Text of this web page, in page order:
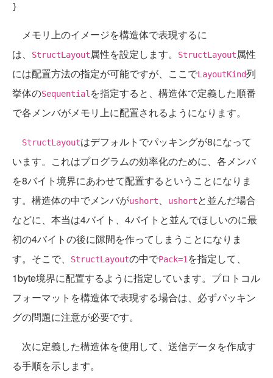
メモリ上のイメージを構造体で表現するに
は、
StructLayout属性を設定します。 StructLayout属性
には配置方法の指定が可能ですが、ここでLayoutKind列
挙体のSequential を指定すると、構造体で定義した順番
で各メンバがメモリ上に配置されるようになります。
StructLayoutはデフォルトでパッキングが8になって
います。これはプログラムの効率化のために、各メンバ
を8バイト境界にあわせて配置するということになりま
す。構造体の中でメンバがushort、 ushortと並んだ場合
などに、本当は4バイト、4バイトと並んでほしいのに最
初の4バイトの後に隙間を作ってしまうことになりま
す。そこで、
StructLayoutの中でPack=1 を指定して、
1byte境界に配置するように指定しています。プロトコル
フォーマットを構造体で表現する場合は、必ずパッキン
グの問題に注意が必要です。
次に定義した構造体を使用して、送信データを作成す
る手順を示します。